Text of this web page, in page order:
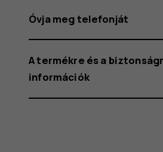
Óvja meg telefonját
A termékre és a
információk